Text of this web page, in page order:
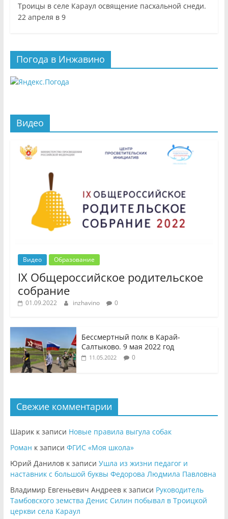
Троицы в селе Караул освящение пасхальной снеди.
22 апреля в 9
Погода в Инжавино
Видео
Видео Образование
IX Общероссийское родительское
собрание
01.09.2022 inzhavino 0
Бессмертный полк в Карай-
Салтыково. 9 мая 2022 год
11.05.2022 0
Свежие комментарии
Шарикк записи Новые правила выгула собак
Роман к записи ФГИС «Моя школа»
Юрий Даниловк записи Ушла из жизни педагог и
наставник с большой буквы Федорова Людмила Павловна
Владимир Евгеньевич Андреевк записи Руководитель
Тамбовского земства Денис Силин побывал в Троицкой
церкви села Караул